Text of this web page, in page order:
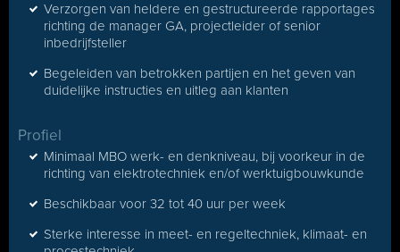
Verzorgen van heldere en gestructureerde rapportages
richting de manager GA, projectleider of senior
inbedrijfsteller
Begeleiden van betrokken partijen en het geven van
duidelijke instructies en uitleg aan klanten
Profiel
Minimaal MBO werk- en denkniveau, bij voorkeur in de
richting van elektrotechniek en/of werktuigbouwkunde
Beschikbaar voor 32 tot 40 uur per week
Sterke interesse in meet- en regeltechniek, klimaat- en